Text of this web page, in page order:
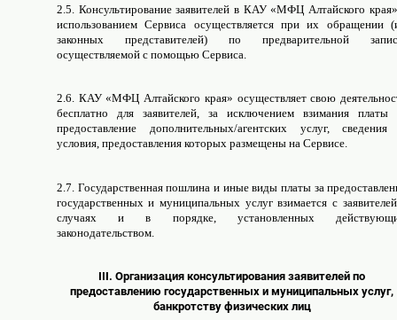
2.5. Консультирование заявителей в КАУ «МФЦ Алтайского
использованием Сервиса осуществляется при их обращении
законных представителей) по предварительной
осуществляемой с помощью Сервиса.
2.6. КАУ «МФЦ Алтайского края» осуществляет свою
бесплатно для заявителей, за исключением взимания платы
предоставление дополнительных/агентских услуг,
условия, предоставления которых размещены на Сервисе.
2.7. Государственная пошлина и иные виды платы за
государственных и муниципальных услуг взимается с
случаях и в порядке, установленных
законодательством.
III. Организация консультирования заявителей по
предоставлению государственных и муниципальных услуг,
банкротству физических лиц